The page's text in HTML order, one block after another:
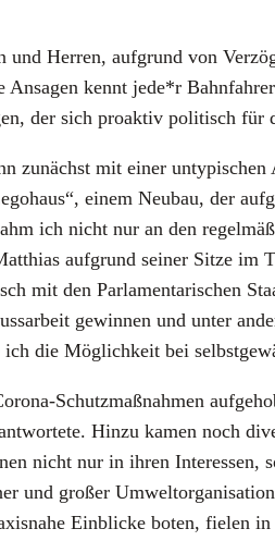
und Her­ren, auf­grund von
Ansa­gen kennt jede*r
der sich pro­ak­tiv poli­tisch für
zunächst mit einer
einem Neu­bau, der
ich nicht nur an den
auf­grund sei­ner Sit­ze im
mit den Par­la­men­ta­ri­schen
gewin­nen und unter
die Mög­lich­keit bei
Schutz­maß­nah­men
Hin­zu kamen noch
nicht nur in ihren
und gro­ßer
Ein­bli­cke boten, fie­len